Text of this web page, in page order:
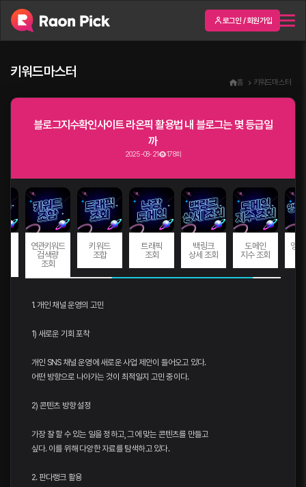
로그인 / 회원가입
키워드마스터
홈 키워드마스터
블로그지수확인사이트 라온픽 활용법 내 블로그는 몇 등급일
까
2025-08-21 178회
연관키워드
검색량
조회
키워드
조합
트래픽
조회
백링크
상세 조회
도메인
지수 조회
앵
1. 개인 채널 운영의 고민
1) 새로운 기회 포착
개인 SNS 채널 운영에 새로운 사업 제안이 들어오고 있다.
어떤 방향으로 나아가는 것이 최적일지 고민 중이다.
2) 콘텐츠 방향 설정
가장 잘 할 수 있는 일을 정하고, 그에 맞는 콘텐츠를 만들고
싶다. 이를 위해 다양한 자료를 탐색하고 있다.
2. 판다랭크 활용